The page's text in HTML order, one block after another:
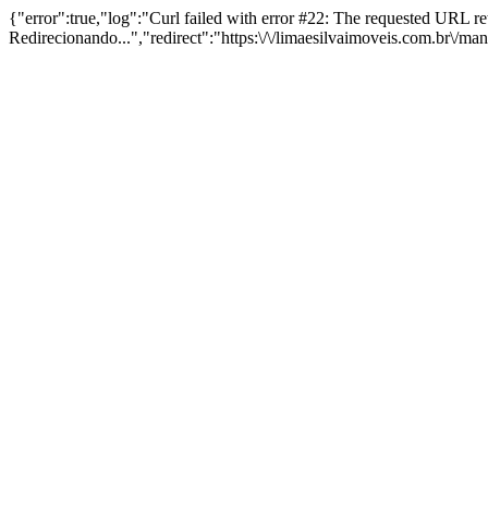
{"error":true,"log":"Curl failed with error #22: The requested URL
Redirecionando...","redirect":"https:\/\/limaesilvaimoveis.com.br\/